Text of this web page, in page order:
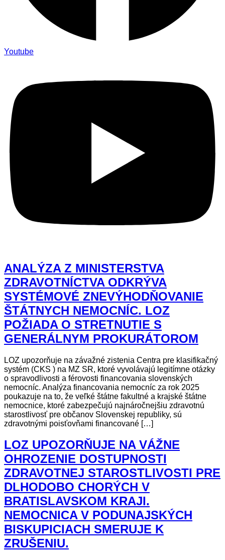
Youtube
ANALÝZA Z MINISTERSTVA
ZDRAVOTNÍCTVA ODKRÝVA
SYSTÉMOVÉ ZNEVÝHODŇOVANIE
ŠTÁTNYCH NEMOCNÍC. LOZ
POŽIADA O STRETNUTIE S
GENERÁLNYM PROKURÁTOROM
LOZ upozorňuje na závažné zistenia Centra pre klasifikačný
systém (CKS ) na MZ SR, ktoré vyvolávajú legitímne otázky
o spravodlivosti a férovosti financovania slovenských
nemocníc. Analýza financovania nemocníc za rok 2025
poukazuje na to, že veľké štátne fakultné a krajské štátne
nemocnice, ktoré zabezpečujú najnáročnejšiu zdravotnú
starostlivosť pre občanov Slovenskej republiky, sú
zdravotnými poisťovňami financované […]
LOZ UPOZORŇUJE NA VÁŽNE
OHROZENIE DOSTUPNOSTI
ZDRAVOTNEJ STAROSTLIVOSTI PRE
DLHODOBO CHORÝCH V
BRATISLAVSKOM KRAJI.
NEMOCNICA V PODUNAJSKÝCH
BISKUPICIACH SMERUJE K
ZRUŠENIU.